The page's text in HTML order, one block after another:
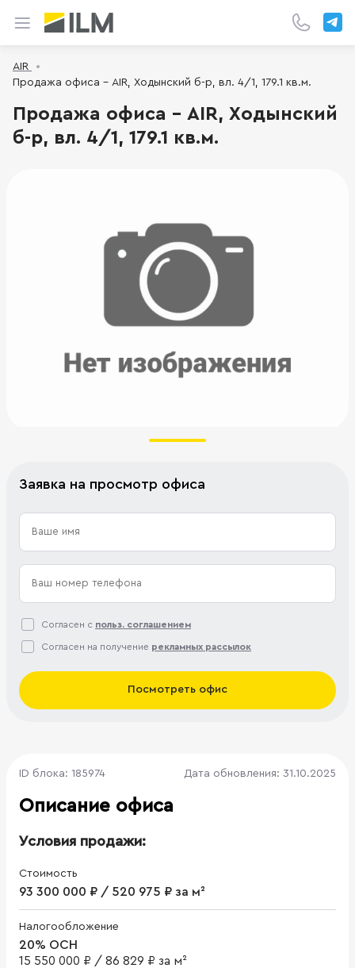
AIR
Продажа офиса - AIR, Ходынский б-р, вл. 4/1, 179.1 кв.м.
Продажа офиса - AIR, Ходынский
б-р, вл. 4/1, 179.1 кв.м.
Заявка на просмотр офиса
Согласен с польз. соглашением
Согласен на получение рекламных рассылок
Посмотреть офис
ID блока: 185974 Дата обновления: 31.10.2025
Описание офиса
Условия продажи:
Стоимость
93 300 000 ₽ / 520 975 ₽ за м²
Налогообложение
20% ОСН
15 550 000 ₽ / 86 829 ₽ за м²